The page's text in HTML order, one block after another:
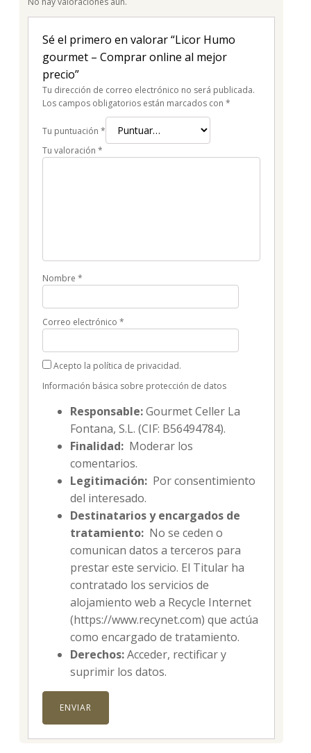
Sé el primero en valorar “Licor Humo
gourmet – Comprar online al mejor
precio”
Tu dirección de correo electrónico no será publicada.
Los campos obligatorios están marcados con *
Tu puntuación *
Tu valoración *
Nombre *
Correo electrónico *
Acepto la política de privacidad.
Información básica sobre protección de datos
Responsable:Gourmet Celler La
Fontana, S.L. (CIF: B56494784).
Finalidad: Moderar los
comentarios.
Legitimación: Por consentimiento
del interesado.
Destinatarios y encargados de
tratamiento: No se ceden o
comunican datos a terceros para
prestar este servicio. El Titular ha
contratado los servicios de
alojamiento web a Recycle Internet
(https://www.recynet.com) que actúa
como encargado de tratamiento.
Derechos:Acceder, rectificar y
suprimir los datos.